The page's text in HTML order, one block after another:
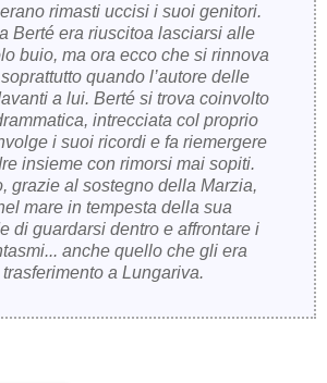
rimasti uccisi i suoi genitori.
Berté era riuscitoa lasciarsi alle
buio, ma ora ecco che si rinnova
quando l’autore delle
a lui. Berté si trova coinvolto
intrecciata col proprio
i suoi ricordi e fa riemergere
insieme con rimorsi mai sopiti.
grazie al sostegno della Marzia,
mare in tempesta della sua
di guardarsi dentro e affrontare i
anche quello che gli era
a Lungariva.